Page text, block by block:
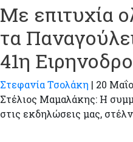
Με επιτυχία
τα
41η
Στεφανία Τσολάκη | 20
Στέλιος Μαμαλάκης: Η
στις εκδηλώσεις μας,